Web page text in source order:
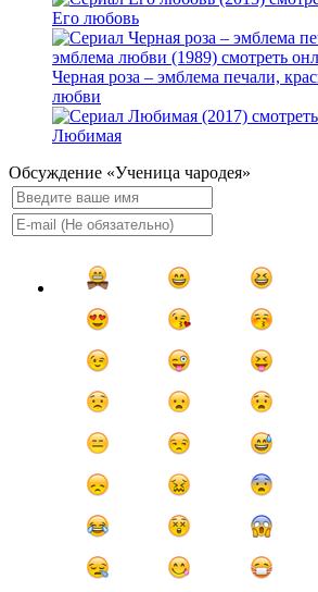
Его любовь
Черная роза – эмблема печали,
любви
Любимая
Обсуждение «Ученица чародея»